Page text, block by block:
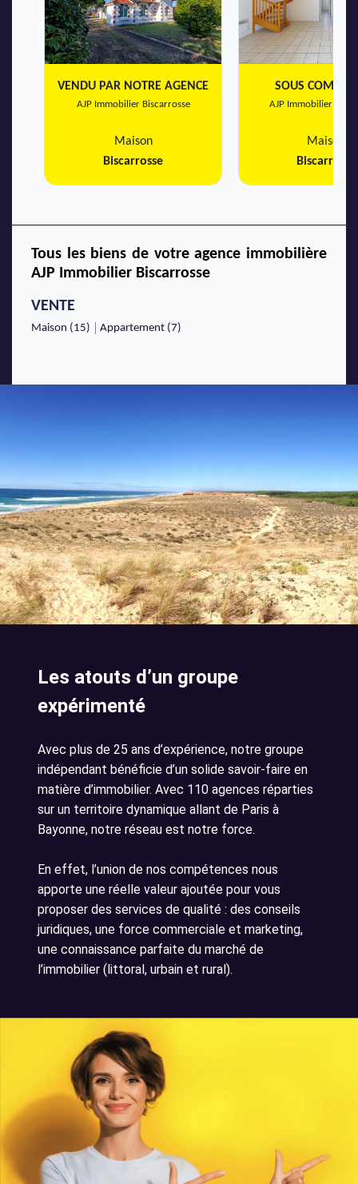
VENDU PAR NOTRE AGENCE
AJP Immobilier Biscarrosse
Maison
Biscarrosse
SOUS
AJP Immobilier
Maison
Biscarrosse
Tous les biens de votre agence immobilière
AJP Immobilier Biscarrosse
VENTE
Maison (15) Appartement (7)
Les atouts d’un groupe
expérimenté
Avec plus de 25 ans d’expérience, notre groupe
indépendant bénéficie d’un solide savoir-faire en
matière d’immobilier. Avec 110 agences réparties
sur un territoire dynamique allant de Paris à
Bayonne, notre réseau est notre force.
En effet, l’union de nos compétences nous
apporte une réelle valeur ajoutée pour vous
proposer des services de qualité : des conseils
juridiques, une force commerciale et marketing,
une connaissance parfaite du marché de
l’immobilier (littoral, urbain et rural).